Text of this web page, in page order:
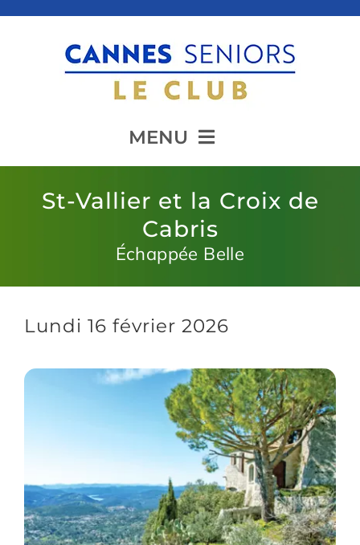
MENU
Accueil
Présentation
Animation
Prévention
Restauration
Actualité
St-Vallier et la Croix de
Cabris
Échappée Belle
Lundi 16 février 2026